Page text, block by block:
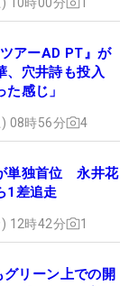
アーAD PT』が
穴井詩も投入
た感じ」
08時56分 4
単独首位 永井花
1差追走
12時42分 1
リーン上での開